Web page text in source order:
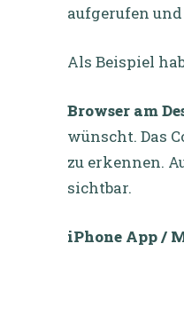
aufgerufen
Als Beispiel
Browser am
wünscht. Das
zu erkennen.
sichtbar.
iPhone App /